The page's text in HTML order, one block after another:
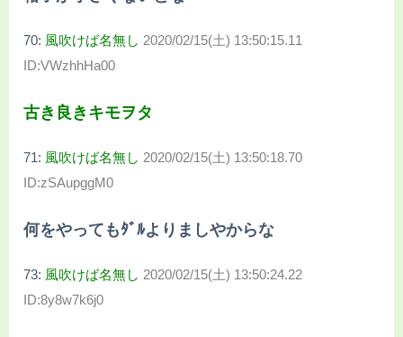
70: 風吹けば名無し 2020/02/15(土) 13:50:15.11
ID:VWzhhHa00
古き良きキモヲタ
71: 風吹けば名無し 2020/02/15(土) 13:50:18.70
ID:zSAupggM0
何をやってもﾀﾞﾙよりましやからな
73: 風吹けば名無し 2020/02/15(土) 13:50:24.22
ID:8y8w7k6j0